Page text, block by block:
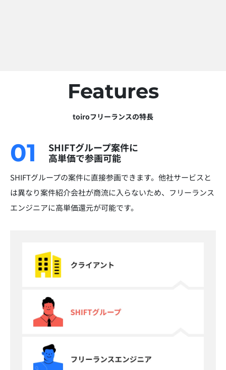
Features
toiroフリーランスの特長
01
SHIFTグループ案件に
高単価で参画可能
SHIFTグループの案件に直接参画できます。他社サービスと
は異なり案件紹介会社が商流に入らないため、フリーランス
エンジニアに高単価還元が可能です。​​